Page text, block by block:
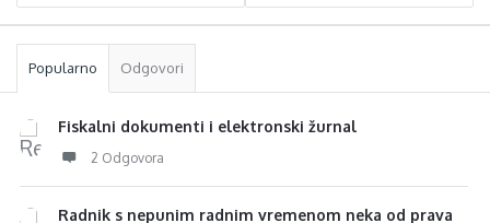
Popularno Odgovori
Fiskalni dokumenti i elektronski žurnal
2 Odgovora
Radnik s nepunim radnim vremenom neka od prava